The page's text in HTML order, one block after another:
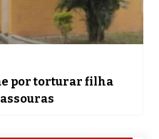
por torturar filha